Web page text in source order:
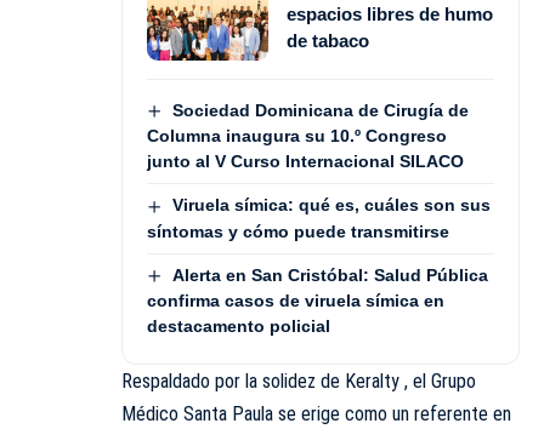
espacios libres de humo
de tabaco
Sociedad Dominicana de Cirugía de
Columna inaugura su 10.º Congreso
junto al V Curso Internacional SILACO
Viruela símica: qué es, cuáles son sus
síntomas y cómo puede transmitirse
Alerta en San Cristóbal: Salud Pública
confirma casos de viruela símica en
destacamento policial
Respaldado por la solidez de Keralty , el Grupo
Médico Santa Paula se erige como un referente en